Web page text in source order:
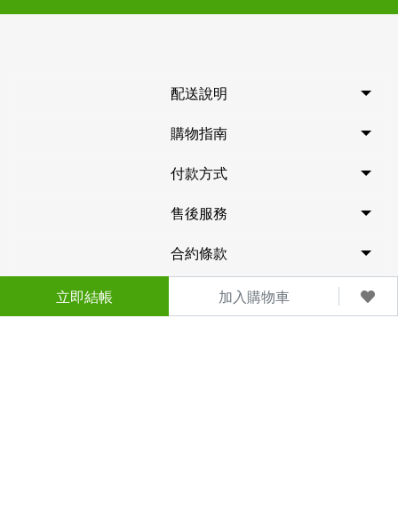
立即結帳 加入購物車
配送說明
購物指南
付款方式
售後服務
合約條款
關於我們